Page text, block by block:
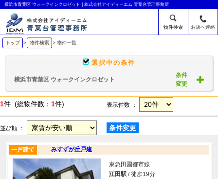
横浜市青葉区 ウォークインクロゼット | 株式会社アイディーエム 青葉台管理事務所
物件検索 お店へ連絡
トップ > 物件検索 > 物件一覧
選択中の条件
横浜市青葉区 ウォークインクロゼット
条件
変更
1件 (総物件数： 1件) 表示件数 ：
並び順 ： 条件変更
みすずが丘戸建
一戸建て
東急田園都市線
江田駅 / 徒歩19分